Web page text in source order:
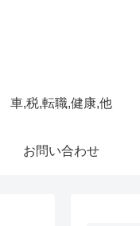
車,税,転職,健康,他
お問い合わせ